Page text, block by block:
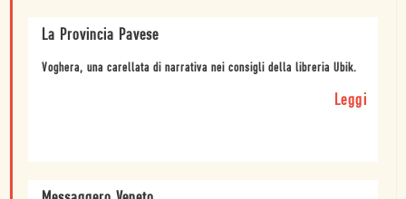
La Provincia Pavese
Voghera, una carellata di narrativa nei consigli della libreria Ubik.
Leggi